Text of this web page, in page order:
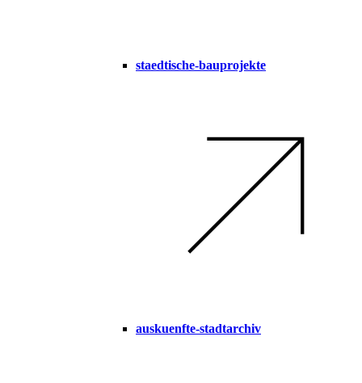
staedtische-bauprojekte
auskuenfte-stadtarchiv